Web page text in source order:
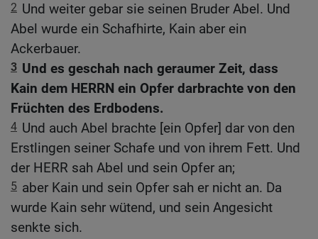
2 Und weiter gebar sie seinen Bruder Abel. Und
Abel wurde ein Schafhirte, Kain aber ein
Ackerbauer.
3 Und es geschah nach geraumer Zeit, dass
Kain dem HERRN ein Opfer darbrachte von den
Früchten des Erdbodens.
4 Und auch Abel brachte [ein Opfer] dar von den
Erstlingen seiner Schafe und von ihrem Fett. Und
der HERR sah Abel und sein Opfer an;
5 aber Kain und sein Opfer sah er nicht an. Da
wurde Kain sehr wütend, und sein Angesicht
senkte sich.